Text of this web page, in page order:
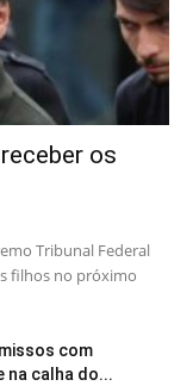
os
Tribunal Federal
filhos no próximo
com
na calha do...